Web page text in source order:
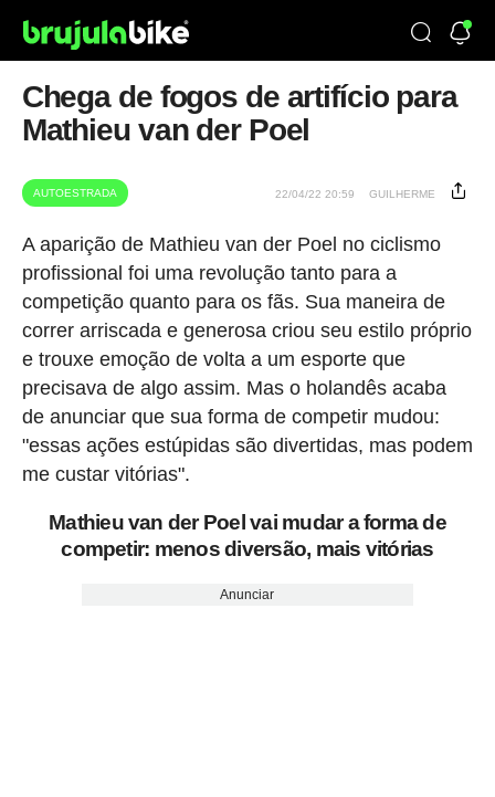
Chega de fogos de artifício para
Mathieu van der Poel
AUTOESTRADA 22/04/22 20:59 GUILHERME
A aparição de Mathieu van der Poel no ciclismo
profissional foi uma revolução tanto para a
competição quanto para os fãs. Sua maneira de
correr arriscada e generosa criou seu estilo próprio
e trouxe emoção de volta a um esporte que
precisava de algo assim. Mas o holandês acaba
de anunciar que sua forma de competir mudou:
"essas ações estúpidas são divertidas, mas podem
me custar vitórias".
Mathieu van der Poel vai mudar a forma de
competir: menos diversão, mais vitórias
Anunciar